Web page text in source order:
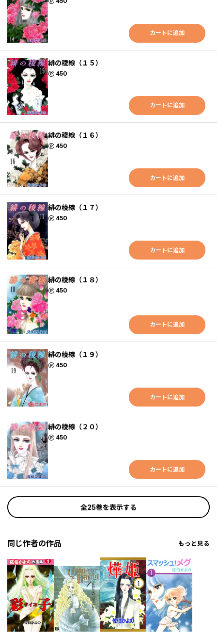
カートに追加
緋の稜線（１５）
450
ポイント
カートに追加
緋の稜線（１６）
450
ポイント
カートに追加
緋の稜線（１７）
450
ポイント
カートに追加
緋の稜線（１８）
450
ポイント
カートに追加
緋の稜線（１９）
450
ポイント
カートに追加
緋の稜線（２０）
450
ポイント
カートに追加
全25巻を表示する
同じ作者の作品 もっと見る